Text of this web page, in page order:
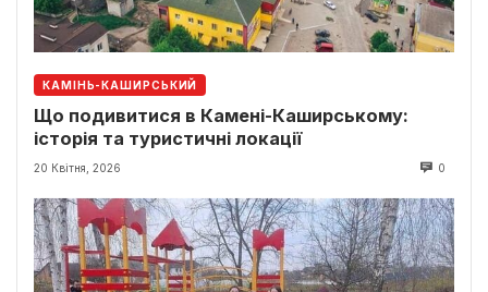
КАМІНЬ-КАШИРСЬКИЙ
Що подивитися в Камені-Каширському:
історія та туристичні локації
20 Квітня, 2026 0